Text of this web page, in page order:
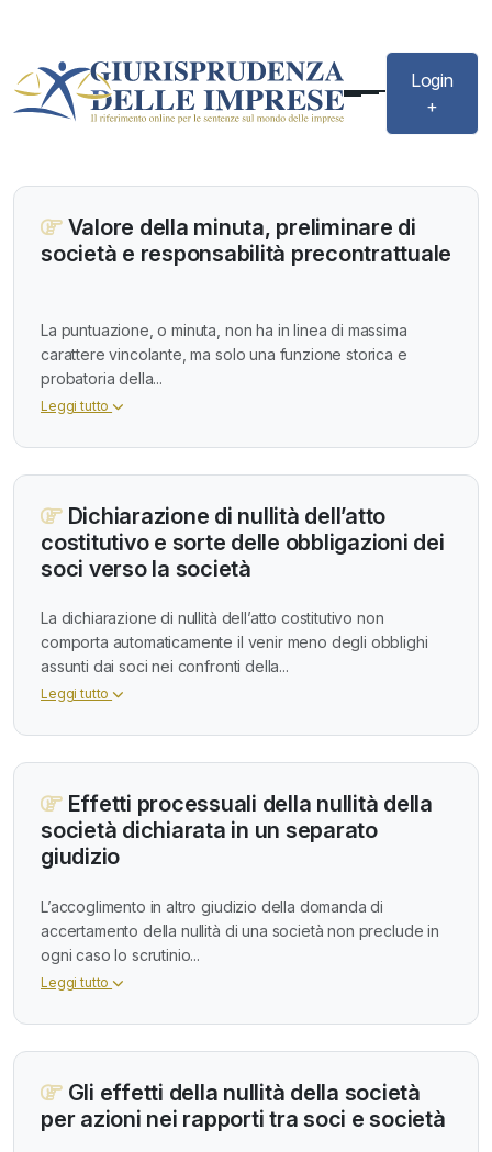
Login
+
Valore della minuta, preliminare di
società e responsabilità precontrattuale
La puntuazione, o minuta, non ha in linea di massima
carattere vincolante, ma solo una funzione storica e
probatoria della...
Leggi tutto
Dichiarazione di nullità dell’atto
costitutivo e sorte delle obbligazioni dei
soci verso la società
La dichiarazione di nullità dell’atto costitutivo non
comporta automaticamente il venir meno degli obblighi
assunti dai soci nei confronti della...
Leggi tutto
Effetti processuali della nullità della
società dichiarata in un separato
giudizio
L’accoglimento in altro giudizio della domanda di
accertamento della nullità di una società non preclude in
ogni caso lo scrutinio...
Leggi tutto
Gli effetti della nullità della società
per azioni nei rapporti tra soci e società